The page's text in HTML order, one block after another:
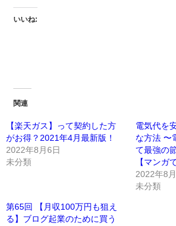
いいね:
関連
【楽天ガス】って契約した方
がお得？2021年4月最新版！
2022年8月6日
未分類
電気代を
な方法 〜
て最強の
【マンガ
2022年8
未分類
第65回 【月収100万円も狙え
る】ブログ起業のために買う